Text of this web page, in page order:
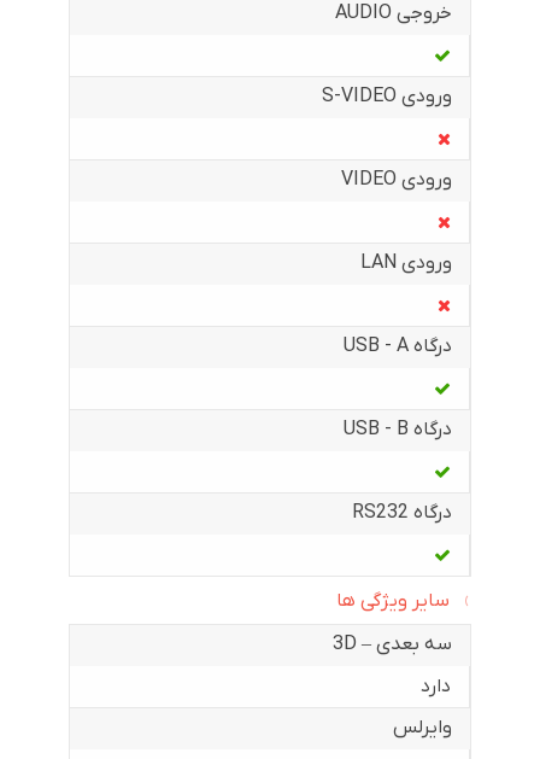
خروجی AUDIO
ورودی S-VIDEO
ورودی VIDEO
ورودی LAN
درگاه USB - A
درگاه USB - B
درگاه RS232
سایر ویژگی ها
سه بعدی – 3D
دارد
وایرلس